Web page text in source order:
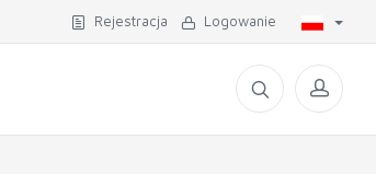
Rejestracja Logowanie